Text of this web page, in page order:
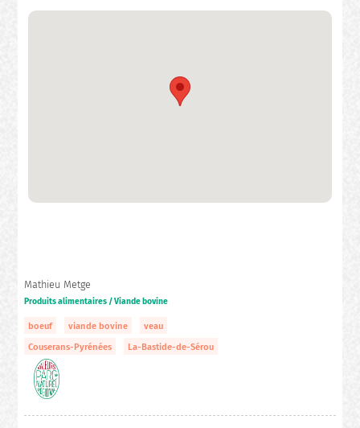
Mathieu Metge
Produits alimentaires / Viande bovine
boeuf viande bovine
veau
Couserans-Pyrénées
La-Bastide-de-Sérou